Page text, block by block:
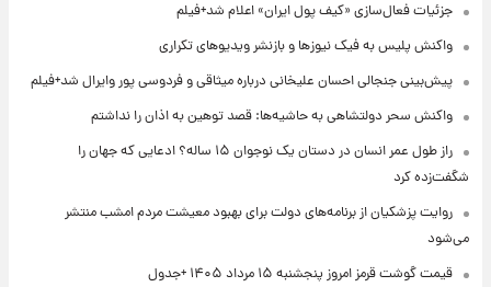
جزئیات فعال‌سازی «کیف پول ایران» اعلام شد+فیلم
واکنش پلیس به فیک نیوزها و بازنشر ویدیوهای تکراری
پیش‌بینی جنجالی احسان علیخانی درباره میثاقی و فردوسی پور وایرال شد+فیلم
واکنش سحر دولتشاهی به حاشیه‌ها: قصد توهین به اذان را نداشتم
راز طول عمر انسان در دستان یک نوجوان ۱۵ ساله؟ ادعایی که جهان را
شگفت‌زده کرد
روایت پزشکیان از برنامه‌های دولت برای بهبود معیشت مردم امشب منتشر
می‌شود
قیمت گوشت قرمز امروز پنجشنبه ۱۵ مرداد ۱۴۰۵ +جدول